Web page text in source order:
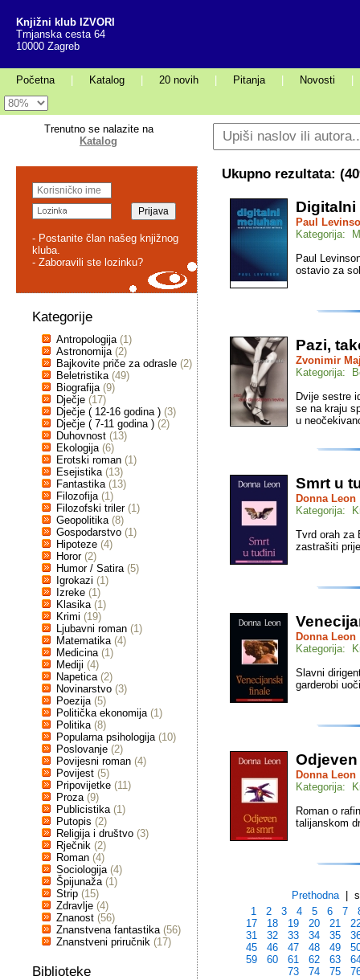
Knjižni klub IZVORI
Trnjanska cesta 64
10000 Zagreb
Početna Katalog 20 novih Pitanja Novosti
Trenutno se nalazite na
Katalog
- Postanite član našeg knjižnog
kluba.
- Zaboravili ste lozinku?
Kategorije
Antropologija (1)
Astronomija (2)
Bajkovite priče za odrasle (2)
Beletristika (49)
Biografija (9)
Dječje (17)
Dječje ( 12-16 godina ) (3)
Dječje ( 7-11 godina ) (2)
Duhovnost (13)
Ekologija (6)
Erotski roman (1)
Esejistika (13)
Fantastika (13)
Filozofija (1)
Filozofski triler (1)
Geopolitika (8)
Gospodarstvo (1)
Hipoteze (4)
Horor (2)
Humor / Satira (5)
Igrokazi (1)
Izreke (1)
Klasika (1)
Krimi (19)
Ljubavni roman (1)
Matematika (4)
Medicina (1)
Mediji (4)
Napetica (2)
Novinarstvo (3)
Poezija (5)
Politička ekonomija (1)
Politika (8)
Popularna psihologija (10)
Poslovanje (2)
Povijesni roman (4)
Povijest (5)
Pripovijetke (11)
Proza (9)
Publicistika (1)
Putopis (2)
Religija i društvo (3)
Rječnik (2)
Roman (4)
Sociologija (4)
Špijunaža (1)
Strip (15)
Zdravlje (4)
Znanost (56)
Znanstvena fantastika (56)
Znanstveni priručnik (17)
Biblioteke
Ukupno rezultata: (
Digitalni
Paul
Kategorija:
Paul
ostavio za
Pazi,
Zvonimir
Kategorija:
Dvije sestre
se na kraju
u
Smrt u
Donna Leon
Kategorija:
Tvrd orah za
zastrašiti
Donna Leon
Kategorija:
Slavni
garderobi
Donna Leon
Kategorija:
Roman o
talijanskom
Prethodna|
1
2 3 4 5 6 7
17
18 19 20 21
31
32 33 34 35
45
46 47 48 49
59
60 61 62 63
73
74 75